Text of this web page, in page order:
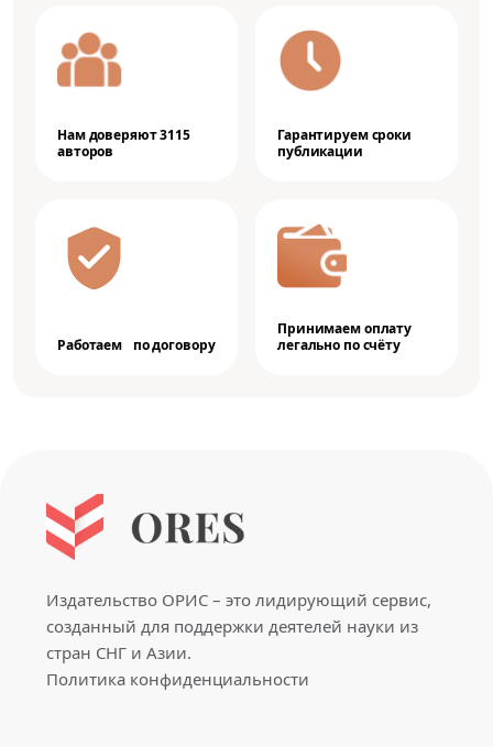
Нам доверяют 3115
авторов
Гарантируем сроки
публикации
Работаем по договору
Принимаем оплату
легально по счёту
Издательство ОРИС – это лидирующий сервис,
созданный для поддержки деятелей науки из
стран СНГ и Азии.
Политика конфиденциальности